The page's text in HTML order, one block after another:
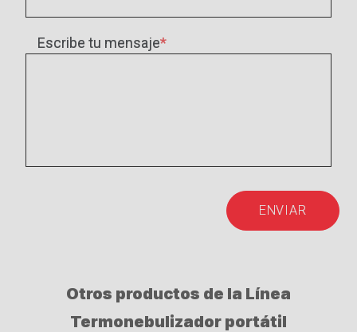
Escribe tu mensaje
ENVIAR
Otros productos de la Línea
Termonebulizador portátil